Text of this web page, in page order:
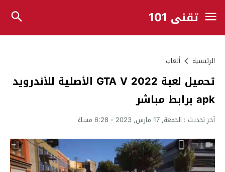
تقني 101
الرئيسية ألعاب
تحميل لعبة GTA V 2022 الأصلية للأندرويد
apk برابط مباشر
آخر تحديث : الجمعة, 17 مارس, 2023 - 6:28 مساءً